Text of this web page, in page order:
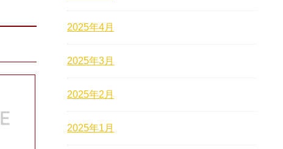
2025年4月
2025年3月
2025年2月
2025年1月